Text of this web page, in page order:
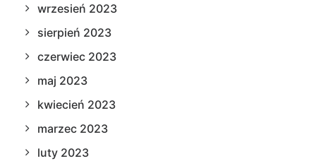
wrzesień 2023
sierpień 2023
czerwiec 2023
maj 2023
kwiecień 2023
marzec 2023
luty 2023